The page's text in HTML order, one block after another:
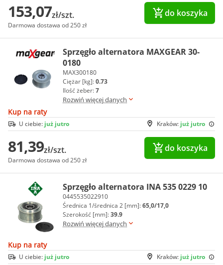
153,07zł/szt.
Darmowa dostawa od 250 zł
do koszyka
Sprzęgło alternatora MAXGEAR 30-
0180
MAX300180
Ciężar [kg]:0.73
Ilość żeber:7
Rozwiń więcej danych
Kup na raty
Kraków: już jutro
U ciebie: już jutro
81,39zł/szt.
Darmowa dostawa od 250 zł
do koszyka
Sprzęgło alternatora INA 535 0229 10
0445535022910
Średnica 1/średnica 2 [mm]:65,0/17,0
Szerokość [mm]:39.9
Rozwiń więcej danych
Kup na raty
Kraków: już jutro
U ciebie: już jutro